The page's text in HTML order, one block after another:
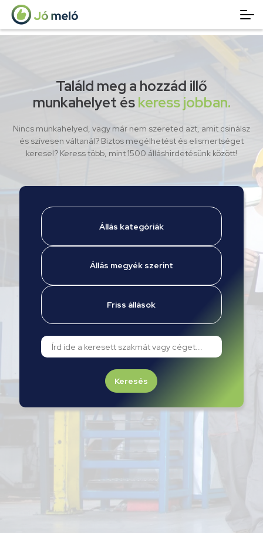
Találd meg a hozzád illő
munkahelyet éskeress jobban.
Nincs munkahelyed, vagy már nem szereted azt, amit csinálsz
és szívesen váltanál? Biztos megélhetést és elismertséget
keresel? Keress több, mint 1500 álláshirdetésünk között!
Állás kategóriák
Állás megyék szerint
Friss állások
Keresés